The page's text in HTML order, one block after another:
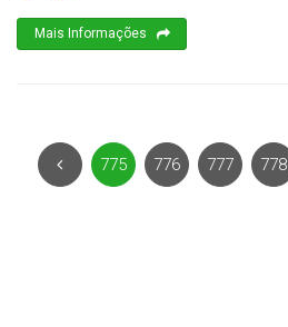
Mais Informações
775 776 777 778